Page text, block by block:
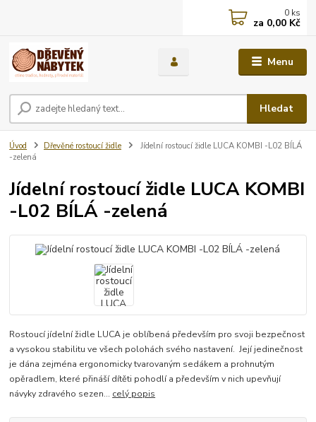
Menu
Hledat
0 ks
za 0,00 Kč
Úvod Dřevěné rostoucí židle
Jídelní rostoucí židle LUCA KOMBI -L02 BÍLÁ
-zelená
Jídelní rostoucí židle LUCA KOMBI
-L02 BÍLÁ -zelená
Rostoucí jídelní židle LUCA je oblíbená především pro svoji bezpečnost
a vysokou stabilitu ve všech polohách svého nastavení. Její jedinečnost
je dána zejména ergonomicky tvarovaným sedákem a prohnutým
opěradlem, které přináší dítěti pohodlí a především v nich upevňují
návyky zdravého sezen... celý popis